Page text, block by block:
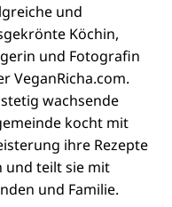
und
Köchin,
und Fotografin
VeganRicha.com.
wachsende
kocht mit
ihre Rezepte
und teilt sie mit
und Familie.